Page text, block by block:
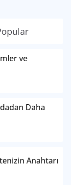
ve
Daha
Anahtarı